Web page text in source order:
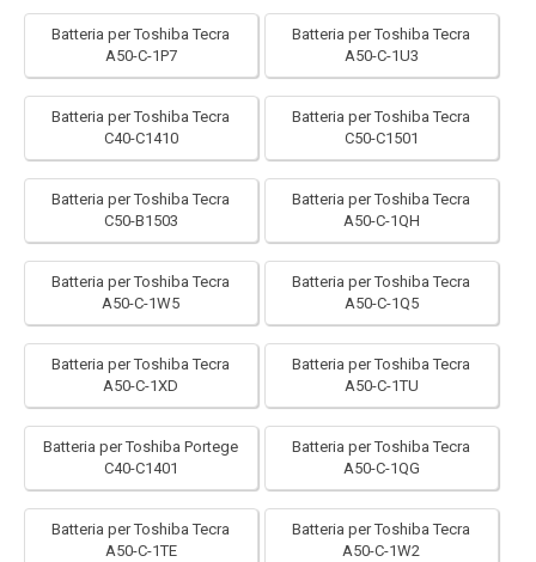
Batteria per Toshiba Tecra
A50-C-1P7
Batteria per Toshiba Tecra
A50-C-1U3
Batteria per Toshiba Tecra
C40-C1410
Batteria per Toshiba Tecra
C50-C1501
Batteria per Toshiba Tecra
C50-B1503
Batteria per Toshiba Tecra
A50-C-1QH
Batteria per Toshiba Tecra
A50-C-1W5
Batteria per Toshiba Tecra
A50-C-1Q5
Batteria per Toshiba Tecra
A50-C-1XD
Batteria per Toshiba Tecra
A50-C-1TU
Batteria per Toshiba Portege
C40-C1401
Batteria per Toshiba Tecra
A50-C-1QG
Batteria per Toshiba Tecra
A50-C-1TE
Batteria per Toshiba Tecra
A50-C-1W2